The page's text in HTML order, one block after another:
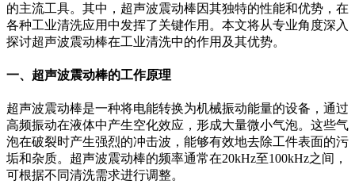
的主流工具。其中，超声波震动棒因其独特的性能和优势，在
各种工业清洗应用中发挥了关键作用。本文将从专业角度深入
探讨超声波震动棒在工业清洗中的作用及其优势。
一、超声波震动棒的工作原理
超声波震动棒是一种将电能转换为机械振动能量的设备，通过
高频振动在液体中产生空化效应，形成大量微小气泡。这些气
泡在破裂时产生强烈的冲击波，能够有效地去除工件表面的污
垢和杂质。超声波震动棒的频率通常在20kHz至100kHz之间，
可根据不同清洗需求进行调整。